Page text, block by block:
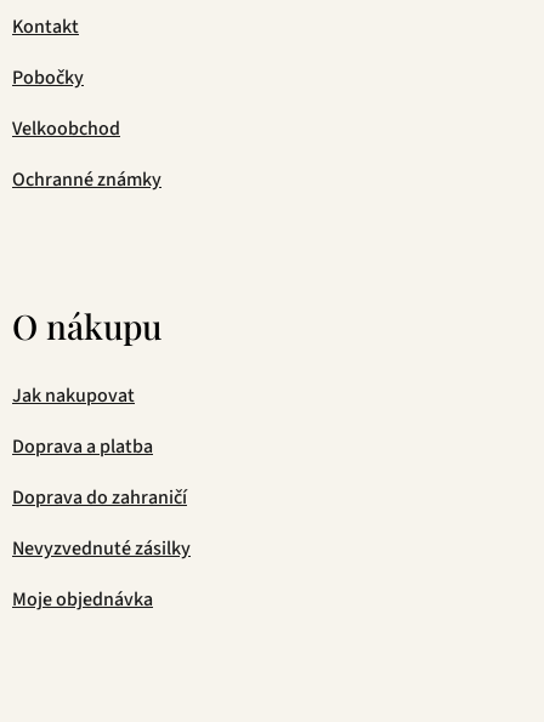
Kontakt
Pobočky
Velkoobchod
Ochranné známky
O nákupu
Jak nakupovat
Doprava a platba
Doprava do zahraničí
Nevyzvednuté zásilky
Moje objednávka